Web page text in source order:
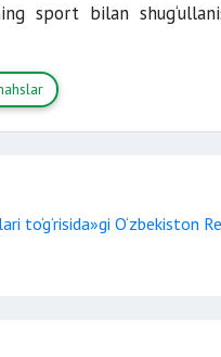
sport bilan
to‘g‘risida»gi O‘zbekiston